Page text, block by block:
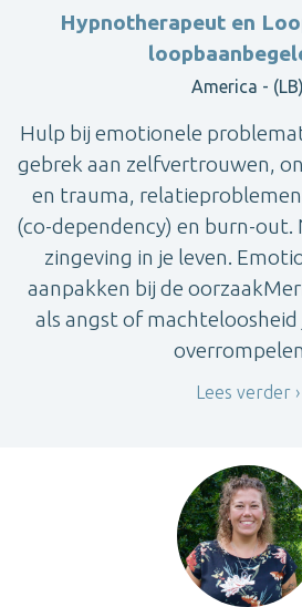
Hypnotherapeut en
America - (LB)
Hulp bij emotionele
gebrek aan zelfvertrouwen,
en trauma,
(co-dependency) en burn-out.
zingeving in je leven.
aanpakken bij de
als angst of machteloosheid
Lees verder